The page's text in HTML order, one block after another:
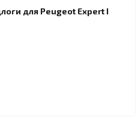
для Peugeot Expert I